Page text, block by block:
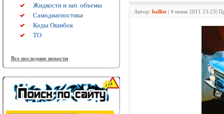
Жидкости и зап. объемы
Самодиагностика
Коды Ошибок
ТО
Все последние новости
Автор: ballist | 4 июня 2011 23:23|